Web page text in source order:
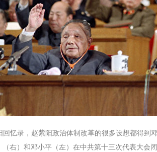
回忆录，赵紫阳政治体制改革的很多设想都得到
（右）和邓小平（左）在中共第十三次代表大会